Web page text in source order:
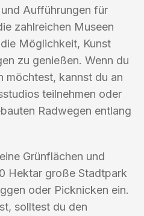
Aufführungen für
zahlreichen Museen
Möglichkeit, Kunst
zu genießen. Wenn du
möchtest, kannst du an
teilnehmen oder
Radwegen entlang
Grünflächen und
Hektar große Stadtpark
oder Picknicken ein.
solltest du den